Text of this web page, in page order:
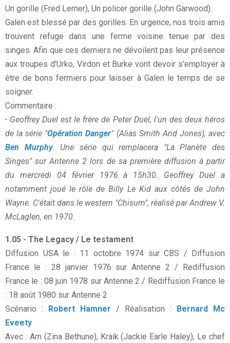
Un gorille (Fred Lerner), Un policer gorille (John Garwood).
Galen est blessé par des gorilles. En urgence, nos trois amis
trouvent refuge dans une ferme voisine tenue par des
singes. Afin que ces derniers ne dévoilent pas leur présence
aux troupes d'Urko, Virdon et Burke vont devoir s'employer à
être de bons fermiers pour laisser à Galen le temps de se
soigner.
Commentaire :
- Geoffrey Duel est le frère de Peter Duel, l'un des deux héros
de la série "Opération Danger" (Alias Smith And Jones), avec
Ben Murphy. Une série qui remplacera "La Planète des
Singes" sur Antenne 2 lors de sa première diffusion à partir
du mercredi 04 février 1976 à 15h30. Geoffrey Duel a
notamment joué le rôle de Billy Le Kid aux côtés de John
Wayne. C'était dans le western "Chisum", réalisé par Andrew V.
McLaglen, en 1970.
1.05 - The Legacy / Le testament
Diffusion USA le : 11 octobre 1974 sur CBS / Diffusion
France le : 28 janvier 1976 sur Antenne 2 / Rediffusion
France le : 08 juin 1978 sur Antenne 2 / Rediffusion France le
: 18 août 1980 sur Antenne 2
Scénario : Robert Hamner / Réalisation : Bernard Mc
Eveety
Avec : Arn (Zina Bethune), Kraik (Jackie Earle Haley), Le chef